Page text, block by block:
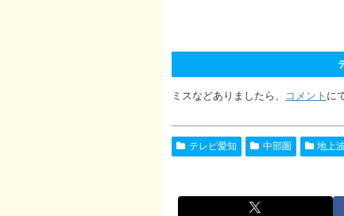
ミスなどありましたら、 コメント に
テレビ愛知 中部圏 地上波